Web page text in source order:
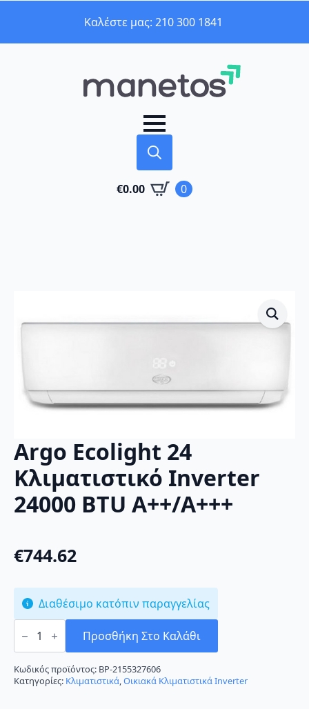
Καλέστε μας: 210 300 1841
for:
€0.00 0
Argo Ecolight 24
Κλιματιστικό Inverter
24000 BTU A++/A+++
€744.62
Διαθέσιμο κατόπιν παραγγελίας
Argo
Ecolight
Κλιματιστικό
Inverter
24000
BTU
Προσθήκη Στο Καλάθι
Κωδικός προϊόντος: BP-2155327606
Κατηγορίες: Κλιματιστικά,Οικιακά Κλιματιστικά Inverter